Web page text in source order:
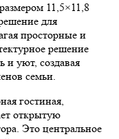
11,5×11,8
для
просторные и
решение
и уют, создавая
семьи.
гостиная,
открытую
Это центральное